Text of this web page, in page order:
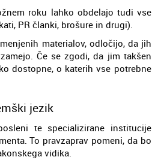
roku lahko obdelajo tudi vse
PR članki, brošure in drugi).
materialov, odločijo, da jih
Če se zgodi, da jim takšen
dostopne, o katerih vse potrebne
jezik
te specializirane institucije
To pravzaprav pomeni, da bo
vidika.